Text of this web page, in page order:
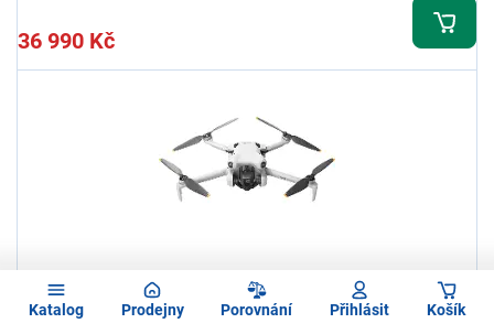
Katalog Prodejny Porovnání Přihlásit Košík
36 990 Kč
DJI Mini 4 Pro Fly More Combo